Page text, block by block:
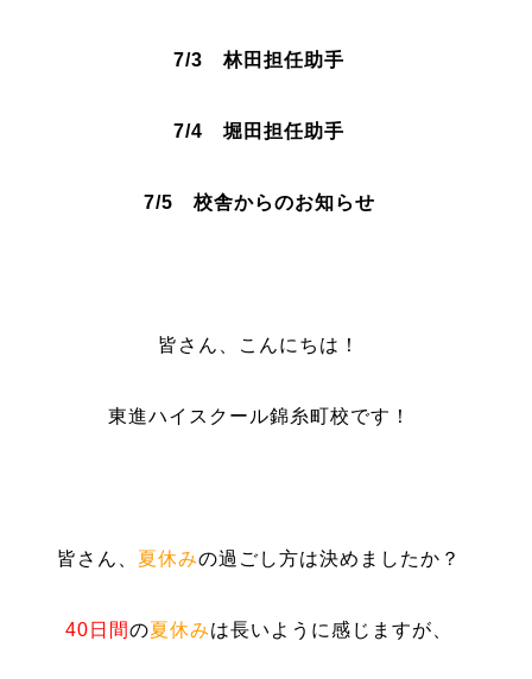
7/3 林田担任助手
7/4 堀田担任助手
7/5 校舎からのお知らせ
皆さん、こんにちは！
東進ハイスクール錦糸町校です！
皆さん、 夏休みの過ごし方は決めましたか？
40日間の夏休みは長いように感じますが、